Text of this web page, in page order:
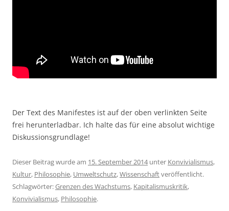
Der Text des Manifestes ist auf der oben verlinkten Seite
frei herunterladbar. Ich halte das für eine absolut wichtige
Diskussionsgrundlage!
Dieser Beitrag wurde am 15. September 2014unter Konvivialismus,
Kultur, Philosophie, Umweltschutz,Wissenschaftveröffentlicht.
Schlagwörter:Grenzen des Wachstums, Kapitalismuskritik,
Konvivialismus, Philosophie.